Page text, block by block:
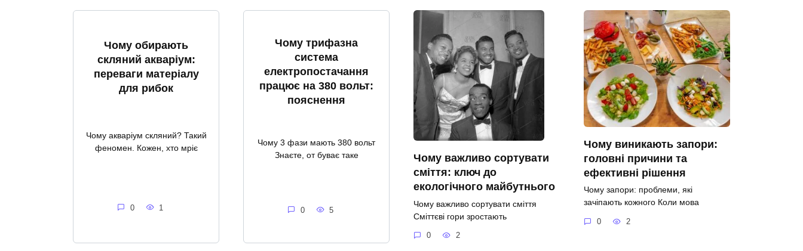
Чому обирають
скляний акваріум:
переваги матеріалу
для рибок
Чому акваріум скляний? Такий
феномен. Кожен, хто мріє
0 1
Чому трифазна
система
електропостачання
працює на 380 вольт:
пояснення
Чому 3 фази мають 380 вольт
Знаєте, от буває таке
0 5
Чому важливо сортувати
сміття: ключ до
екологічного майбутнього
Чому важливо сортувати сміття
Сміттєві гори зростають
0 2
Чому виникають запори:
головні причини та
ефективні рішення
Чому запори: проблеми, які
зачіпають кожного Коли мова
0 2